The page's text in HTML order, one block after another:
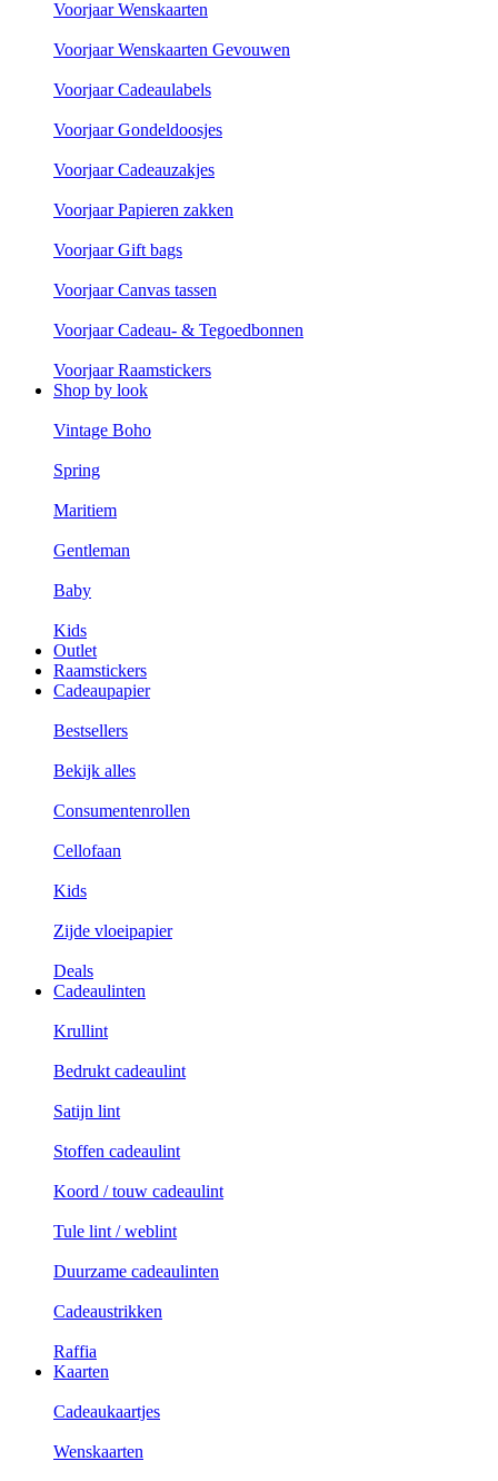
Voorjaar Wenskaarten
Voorjaar Wenskaarten Gevouwen
Voorjaar Cadeaulabels
Voorjaar Gondeldoosjes
Voorjaar Cadeauzakjes
Voorjaar Papieren zakken
Voorjaar Gift bags
Voorjaar Canvas tassen
Voorjaar Cadeau- & Tegoedbonnen
Voorjaar Raamstickers
Shop by look
Vintage Boho
Spring
Maritiem
Gentleman
Baby
Kids
Outlet
Raamstickers
Cadeaupapier
Bestsellers
Bekijk alles
Consumentenrollen
Cellofaan
Kids
Zijde vloeipapier
Deals
Cadeaulinten
Krullint
Bedrukt cadeaulint
Satijn lint
Stoffen cadeaulint
Koord / touw cadeaulint
Tule lint / weblint
Duurzame cadeaulinten
Cadeaustrikken
Raffia
Kaarten
Cadeaukaartjes
Wenskaarten